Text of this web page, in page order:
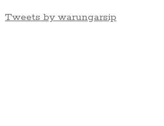
Tweets by warungarsip